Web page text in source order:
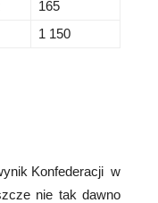
165
1 150
Konfederacji w
nie tak dawno